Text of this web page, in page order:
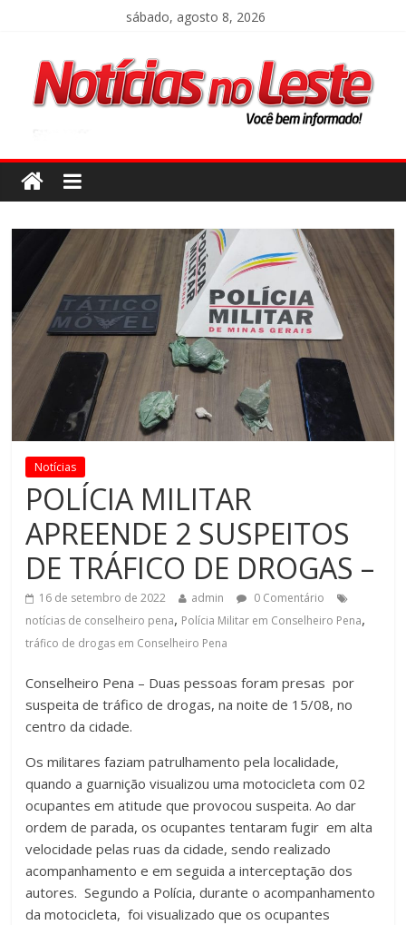
sábado, agosto 8, 2026
Notícias
POLÍCIA MILITAR
APREENDE 2 SUSPEITOS
DE TRÁFICO DE DROGAS –
16 de setembro de 2022 admin
0 Comentário
notícias de conselheiro pena, Polícia Militar em Conselheiro Pena,
tráfico de drogas em Conselheiro Pena
Conselheiro Pena – Duas pessoas foram presas por
suspeita de tráfico de drogas, na noite de 15/08, no
centro da cidade.
Os militares faziam patrulhamento pela localidade,
quando a guarnição visualizou uma motocicleta com 02
ocupantes em atitude que provocou suspeita. Ao dar
ordem de parada, os ocupantes tentaram fugir em alta
velocidade pelas ruas da cidade, sendo realizado
acompanhamento e em seguida a interceptação dos
autores. Segundo a Polícia, durante o acompanhamento
da motocicleta, foi visualizado que os ocupantes